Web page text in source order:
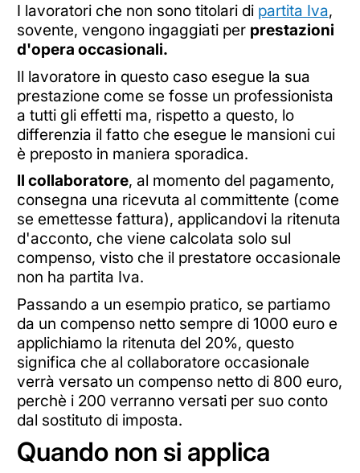
I lavoratori che non sono titolari di partita Iva,
sovente, vengono ingaggiati per prestazioni
d'opera occasionali.
Il lavoratore in questo caso esegue la sua
prestazione come se fosse un professionista
a tutti gli effetti ma, rispetto a questo, lo
differenzia il fatto che esegue le mansioni cui
è preposto in maniera sporadica.
Il collaboratore, al momento del pagamento,
consegna una ricevuta al committente (come
se emettesse fattura), applicandovi la ritenuta
d'acconto, che viene calcolata solo sul
compenso, visto che il prestatore occasionale
non ha partita Iva.
Passando a un esempio pratico, se partiamo
da un compenso netto sempre di 1000 euro e
applichiamo la ritenuta del 20%, questo
significa che al collaboratore occasionale
verrà versato un compenso netto di 800 euro,
perchè i 200 verranno versati per suo conto
dal sostituto di imposta.
Quando non si applica